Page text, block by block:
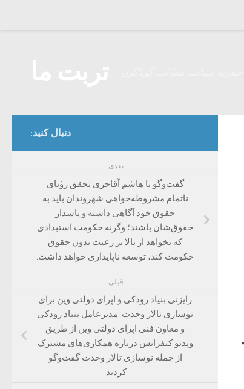
دنبال کنید:
بعدی
گفت‌وگو با هاشم آقاجری تحقق رؤیای
ناتمام مشروطه‌خواهی شهروندان باید به
حقوق خود آگاهی داشته و پاسدار
حقوق‌شان باشند؛ وگرنه حکومت استبدادی
که بخواهد از بالا بر رعیت بدون حقوق
حکومت کند، توسعه ناپایداری خواهد داشت.
قبلی
رایزنی بنیاد رودکی و اپرای دولتی وین برای
نوسازی تالار وحدت :مدیرعامل بنیاد رودکی
و معاون فنی اپرای دولتی وین از طریق
ویدئو کنفرانس درباره همکاری‌های مشترک
از جمله نوسازی تالار وحدت گفت‌وگو
کردند.